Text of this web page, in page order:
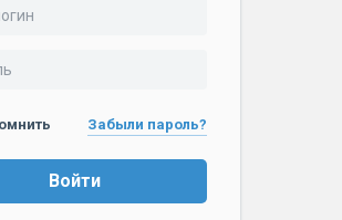
Забыли пароль?
Войти